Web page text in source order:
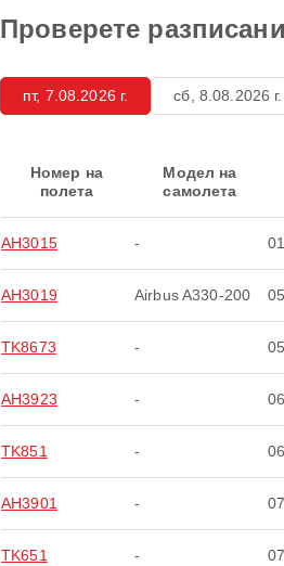
Проверете
пт, 7.08.2026 г. сб, 8.08.2026 г.
Номер на
полета
Модел на
самолета
AH3015 -
AH3019 Airbus A330-200
TK8673 -
AH3923 -
TK851 -
AH3901 -
TK651 -